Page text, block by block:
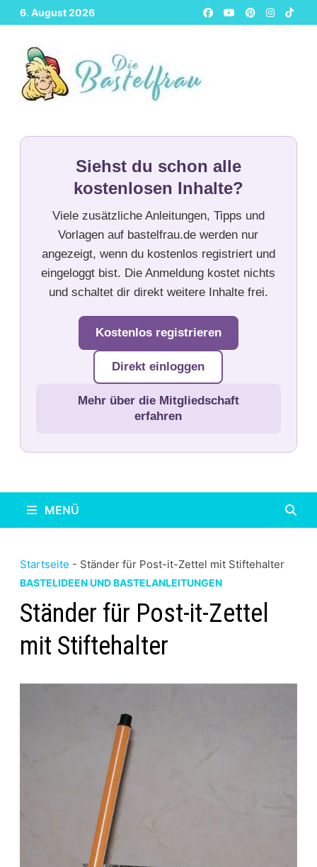
Zurück
zum
Inhalt
6. August 2026
Siehst du schon alle
kostenlosen Inhalte?
Viele zusätzliche Anleitungen, Tipps und
Vorlagen auf bastelfrau.de werden nur
angezeigt, wenn du kostenlos registriert und
eingeloggt bist. Die Anmeldung kostet nichts
und schaltet dir direkt weitere Inhalte frei.
Kostenlos registrieren
Direkt einloggen
Mehr über die Mitgliedschaft
erfahren
MENÜ
Startseite - Ständer für Post-it-Zettel mit Stiftehalter
BASTELIDEEN UND BASTELANLEITUNGEN
Ständer für Post-it-Zettel
mit Stiftehalter